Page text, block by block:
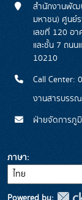
สำนักงานพัฒ
มหาชน) ศูนย์
เลขที่ 120 อ
และชั้น 7 ถน
10210
Call Center:
งานสารบรร
ฝ่ายจัดการภู
ภาษา